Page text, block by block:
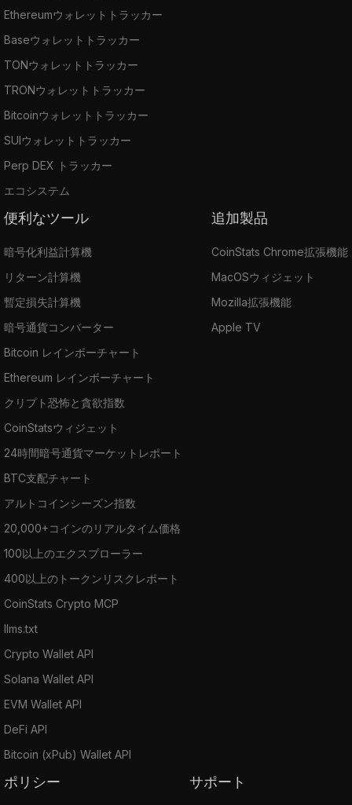
Ethereumウォレットトラッカー
Baseウォレットトラッカー
TONウォレットトラッカー
TRONウォレットトラッカー
Bitcoinウォレットトラッカー
SUIウォレットトラッカー
Perp DEX トラッカー
エコシステム
便利なツール
暗号化利益計算機
リターン計算機
暫定損失計算機
暗号通貨コンバーター
Bitcoin レインボーチャート
Ethereum レインボーチャート
クリプト恐怖と貪欲指数
CoinStatsウィジェット
24時間暗号通貨マーケットレポート
BTC支配チャート
アルトコインシーズン指数
20,000+コインのリアルタイム価格
100以上のエクスプローラー
400以上のトークンリスクレポート
CoinStats Crypto MCP
llms.txt
Crypto Wallet API
Solana Wallet API
EVM Wallet API
DeFi API
Bitcoin (xPub) Wallet API
追加製品
CoinStats Chrome拡張機能
MacOSウィジェット
Mozilla拡張機能
Apple TV
ポリシー サポート